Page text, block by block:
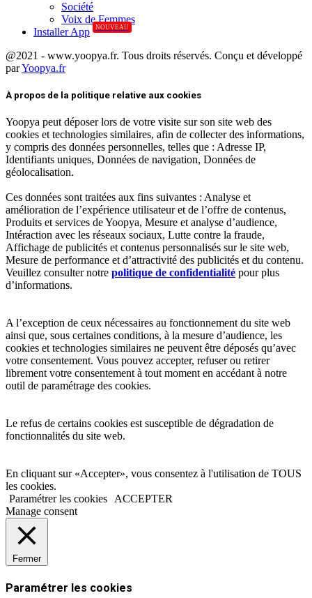
Société
Voix de Femmes
Installer App
NOUVEAU
@2021 - www.yoopya.fr. Tous droits réservés. Conçu et développé
parYoopya.fr
À propos de la politique relative aux cookies
Yoopya peut déposer lors de votre visite sur son site web des
cookies et technologies similaires, afin de collecter des informations,
y compris des données personnelles, telles que : Adresse IP,
Identifiants uniques, Données de navigation, Données de
géolocalisation.
Ces données sont traitées aux fins suivantes : Analyse et
amélioration de l’expérience utilisateur et de l’offre de contenus,
Produits et services de Yoopya, Mesure et analyse d’audience,
Intéraction avec les réseaux sociaux, Lutte contre la fraude,
Affichage de publicités et contenus personnalisés sur le site web,
Mesure de performance et d’attractivité des publicités et du contenu.
Veuillez consulter notre politique de confidentialité pour plus
d’informations.
A l’exception de ceux nécessaires au fonctionnement du site web
ainsi que, sous certaines conditions, à la mesure d’audience, les
cookies et technologies similaires ne peuvent être déposés qu’avec
votre consentement. Vous pouvez accepter, refuser ou retirer
librement votre consentement à tout moment en accédant à notre
outil de paramétrage des cookies.
Le refus de certains cookies est susceptible de dégradation de
fonctionnalités du site web.
En cliquant sur «Accepter», vous consentez à l'utilisation de TOUS
les cookies.
Paramétrer les cookies
ACCEPTER
Manage consent
Fermer
Paramétrer les cookies